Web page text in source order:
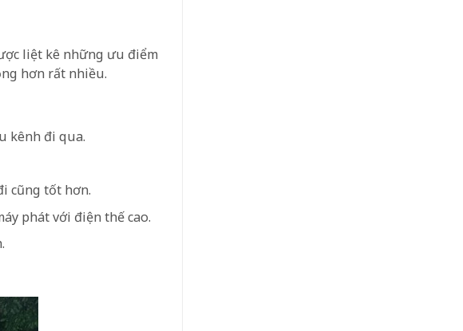
liệt kê những ưu điểm
hơn rất nhiều.
kênh đi qua.
cũng tốt hơn.
phát với điện thế cao.